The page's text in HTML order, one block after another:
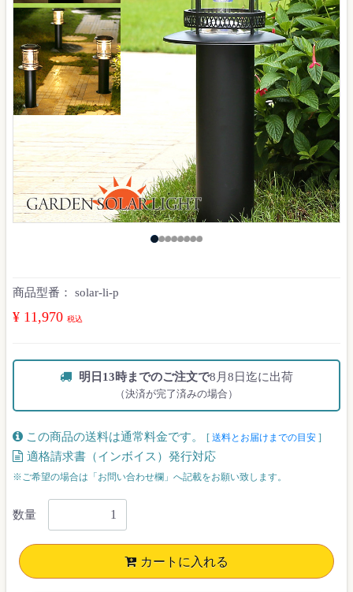
商品型番： solar-li-p
¥ 11,970 税込
明日13時までのご注文で8月8日迄に出荷
（決済が完了済みの場合）
この商品の送料は通常料金です。 [ 送料とお届けまでの目安 ]
適格請求書（インボイス）発行対応
※ご希望の場合は「お問い合わせ欄」へ記載をお願い致します。
数量
カートに入れる